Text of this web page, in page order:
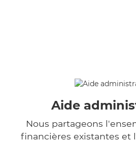
Aide
Nous partageons
financières existantes et